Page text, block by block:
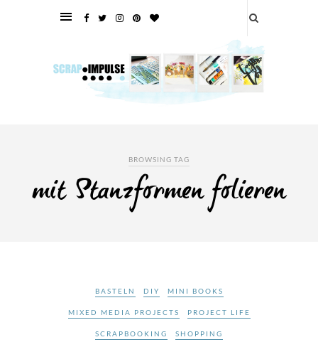
BROWSING TAG
mit Stanzformen folieren
BASTELN DIY MINI BOOKS
MIXED MEDIA PROJECTS PROJECT LIFE
SCRAPBOOKING SHOPPING